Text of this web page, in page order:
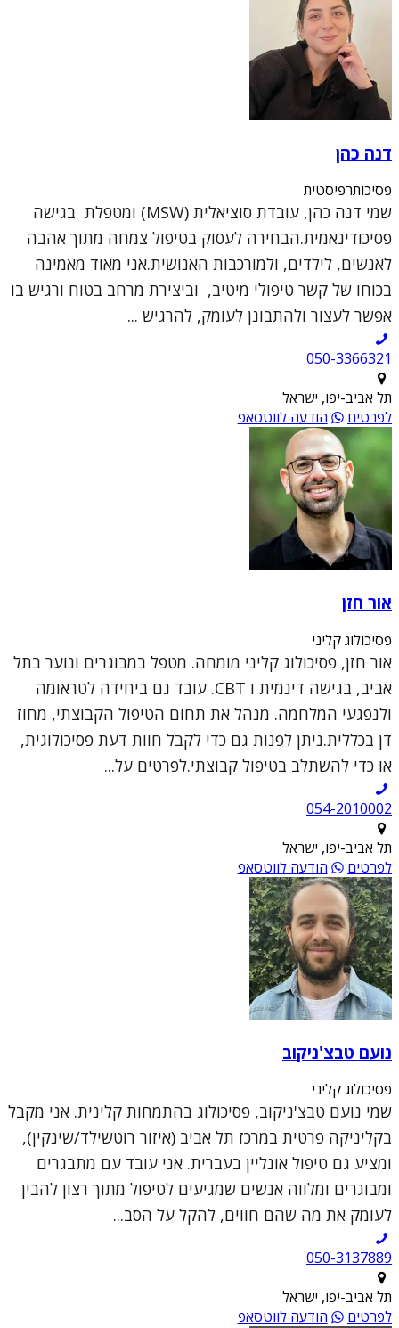
דנה כהן
פסיכותרפיסטית
שמי דנה כהן, עובדת סוציאלית (MSW) ומטפלת בגישה
פסיכודינאמית.הבחירה לעסוק בטיפול צמחה מתוך אהבה
לאנשים, לילדים, ולמורכבות האנושית.אני מאוד מאמינה
בכוחו של קשר טיפולי מיטיב, וביצירת מרחב בטוח ורגיש בו
אפשר לעצור ולהתבונן לעומק, להרגיש ...
050-3366321
תל אביב-יפו, ישראל
לפרטים
הודעה לווטסאפ
אור חזן
פסיכולוג קליני
אור חזן, פסיכולוג קליני מומחה. מטפל במבוגרים ונוער בתל
אביב, בגישה דינמית ו CBT. עובד גם ביחידה לטראומה
ולנפגעי המלחמה. מנהל את תחום הטיפול הקבוצתי, מחוז
דן בכללית.ניתן לפנות גם כדי לקבל חוות דעת פסיכולוגית,
או כדי להשתלב בטיפול קבוצתי.לפרטים על...
054-2010002
תל אביב-יפו, ישראל
לפרטים
הודעה לווטסאפ
נועם טבצ'ניקוב
פסיכולוג קליני
שמי נועם טבצ'ניקוב, פסיכולוג בהתמחות קלינית. אני מקבל
בקליניקה פרטית במרכז תל אביב (איזור רוטשילד/שינקין),
ומציע גם טיפול אונליין בעברית. אני עובד עם מתבגרים
ומבוגרים ומלווה אנשים שמגיעים לטיפול מתוך רצון להבין
לעומק את מה שהם חווים, להקל על הסב...
050-3137889
תל אביב-יפו, ישראל
לפרטים
הודעה לווטסאפ